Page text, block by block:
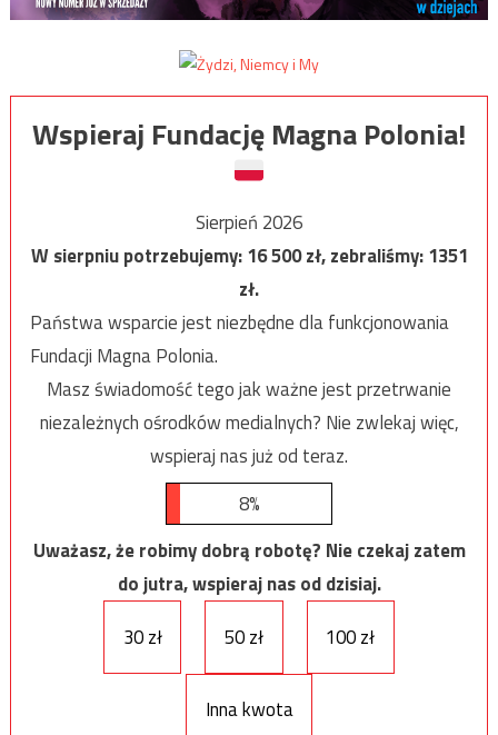
Wspieraj Fundację Magna Polonia!
Sierpień 2026
W sierpniu potrzebujemy:16 500zł, zebraliśmy:1351
zł.
Państwa wsparcie jest niezbędne dla funkcjonowania
Fundacji Magna Polonia.
Masz świadomość tego jak ważne jest przetrwanie
niezależnych ośrodków medialnych? Nie zwlekaj więc,
wspieraj nas już od teraz.
8%
Uważasz, że robimy dobrą robotę? Nie czekaj zatem
do jutra, wspieraj nas od dzisiaj.
30 zł
50 zł 100 zł
Inna kwota